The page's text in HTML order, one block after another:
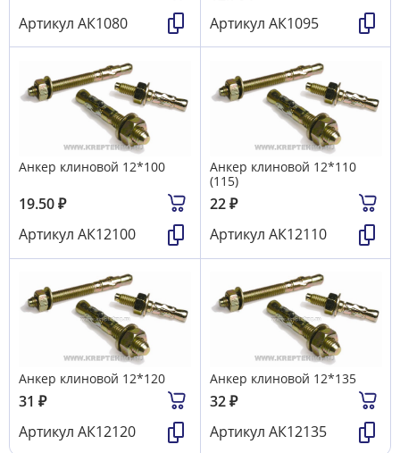
Артикул АК1080 Артикул АК1095
Анкер клиновой 12*100
19.50₽
Артикул АК12100
Анкер клиновой 12*110
(115)
22₽
Артикул АК12110
Анкер клиновой 12*120
31 ₽
Артикул АК12120
Анкер клиновой 12*135
32₽
Артикул АК12135